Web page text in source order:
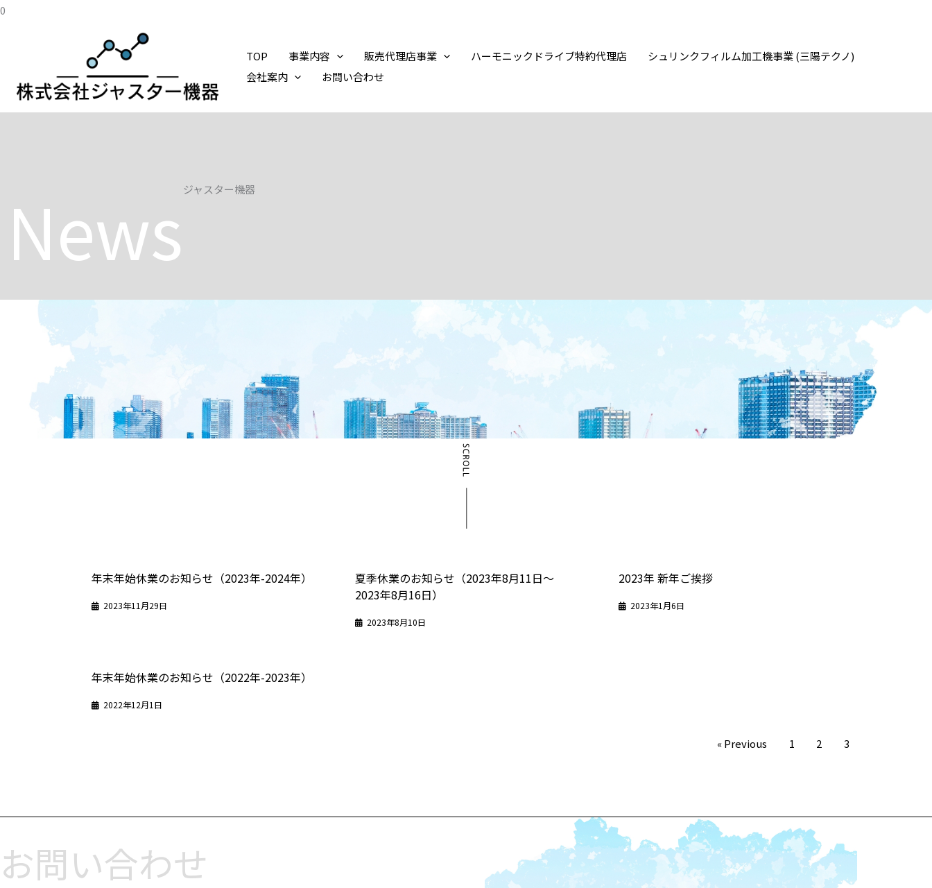
0
ッ
TOP 事業内容 販売代理店事業 ハーモニックドライブ特約代理店
シュリンクフィルム加工機事業 (三陽テクノ)
会社案内
お問い合わせ
News ジャスター機器
年末年始休業のお知らせ（2023年-2024年）
2023年11月29日
夏季休業のお知らせ（2023年8月11日～
2023年8月16日）
2023年8月10日
2023年 新年ご挨拶
2023年1月6日
年末年始休業のお知らせ（2022年-2023年）
2022年12月1日
« Previous 1 2 3
お問い合わせ